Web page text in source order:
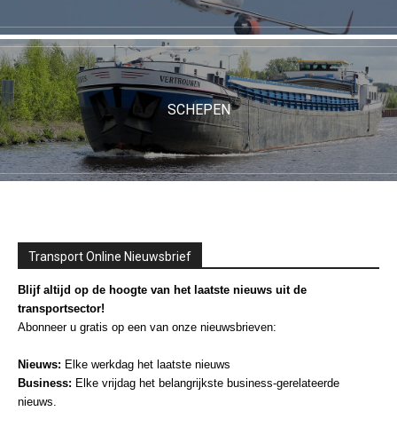
SCHEPEN
Transport Online Nieuwsbrief
Blijf altijd op de hoogte van het laatste nieuws uit de
transportsector!
Abonneer u gratis op een van onze nieuwsbrieven:
Nieuws: Elke werkdag het laatste nieuws
Business: Elke vrijdag het belangrijkste business-gerelateerde
nieuws.